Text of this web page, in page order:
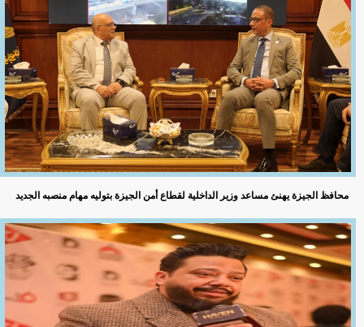
محافظ الجيزة يهنئ مساعد وزير الداخلية لقطاع أمن الجيزة بتوليه مهام منصبه الجديد